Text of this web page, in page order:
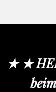
★ ★